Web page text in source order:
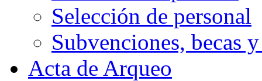
Selección de personal
Subvenciones, becas
Acta de Arqueo